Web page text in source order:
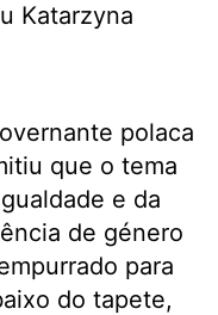
Katarzyna
polaca
que o tema
e da
de género
para
do tapete,